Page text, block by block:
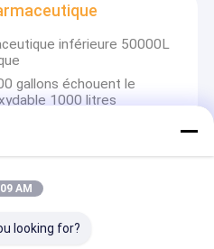
inférieure 50000L
gallons échouent le
1000 litres
liquide 20000L
de crème de l'eau
de nourriture
AM
looking for?